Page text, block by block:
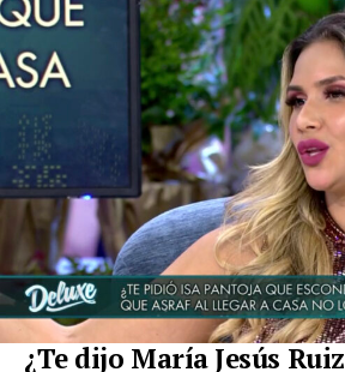
¿Te dijo María Jesús